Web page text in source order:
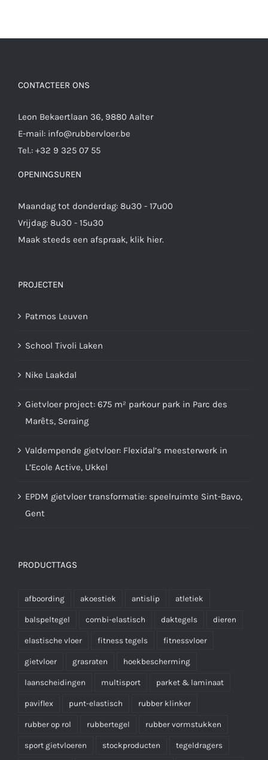
CONTACTEER ONS
Leon Bekaertlaan 36, 9880 Aalter
E-mail: info@rubbervloer.be
Tel.: +32 9 325 07 55
OPENINGSUREN
Maandag tot donderdag: 8u30 - 17u00
Vrijdag: 8u30 - 15u30
Maak steeds een afspraak, klik hier.
PROJECTEN
Patmos Leuven
School Tivoli Laken
Nike Laakdal
Gietvloer project: 675 m² parkour park in Parc des
Marêts, Seraing
Valdempende gietvloer: Flexidal’s meesterwerk in
L’Ecole Active, Ukkel
EPDM gietvloer transformatie: speelruimte Sint-Bavo,
Gent
PRODUCTTAGS
afboording akoestiek antislip atletiek
balspeltegel combi-elastisch daktegels dieren
elastische vloer fitness tegels fitnessvloer
gietvloer grasraten hoekbescherming
laanscheidingen multisport parket & laminaat
paviflex punt-elastisch rubber klinker
rubber op rol rubbertegel rubber vormstukken
sport gietvloeren stockproducten tegeldragers